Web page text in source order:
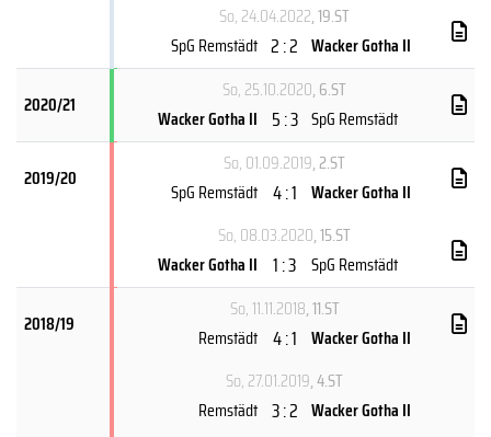
So, 24.04.2022, 19.ST
SpG Remstädt 2 : 2 Wacker Gotha II
2020/21
So, 25.10.2020, 6.ST
Wacker Gotha II 5 : 3 SpG Remstädt
2019/20
So, 01.09.2019, 2.ST
SpG Remstädt 4 : 1 Wacker Gotha II
So, 08.03.2020, 15.ST
Wacker Gotha II 1 : 3 SpG Remstädt
2018/19
So, 11.11.2018, 11.ST
Remstädt 4 : 1 Wacker Gotha II
So, 27.01.2019, 4.ST
Remstädt 3 : 2 Wacker Gotha II